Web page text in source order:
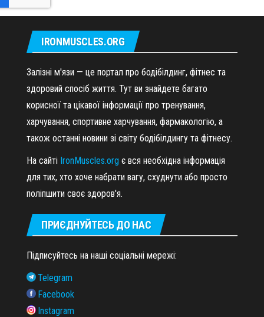
IRONMUSCLES.ORG
Залізні м'язи — це портал про бодібілдинг, фітнес та
здоровий спосіб життя. Тут ви знайдете багато
корисної та цікавої інформації про тренування,
харчування, спортивне харчування, фармакологію, а
також останні новини зі світу бодібілдингу та фітнесу.
На сайті IronMuscles.org є вся необхідна інформація
для тих, хто хоче набрати вагу, схуднути або просто
поліпшити своє здоров'я.
ПРИЄДНУЙТЕСЬ ДО НАС
Підписуйтесь на наші соціальні мережі:
Telegram
Facebook
Instagram